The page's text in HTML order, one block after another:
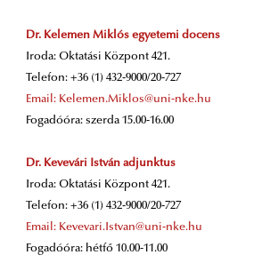
Dr. Kelemen Miklós egyetemi docens
Iroda: Oktatási Központ 421.
Telefon: +36 (1) 432-9000/20-727
Email: Kelemen.Miklos@uni-nke.hu
Fogadóóra: szerda 15.00-16.00
Dr. Kevevári István adjunktus
Iroda: Oktatási Központ 421.
Telefon: +36 (1) 432-9000/20-727
Email: Kevevari.Istvan@uni-nke.hu
Fogadóóra: hétfő 10.00-11.00